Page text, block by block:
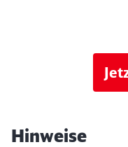
Hinweise